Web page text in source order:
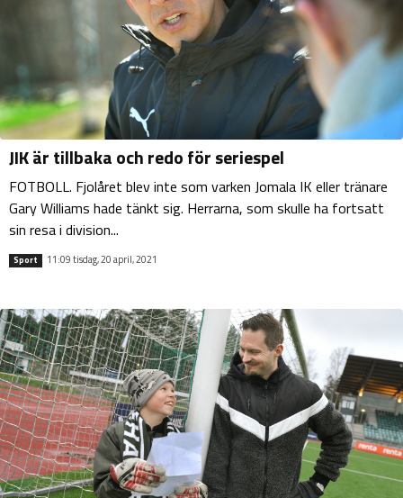
JIK är tillbaka och redo för seriespel
FOTBOLL. Fjolåret blev inte som varken Jomala IK eller tränare
Gary Williams hade tänkt sig. Herrarna, som skulle ha fortsatt
sin resa i division...
Sport 11:09 tisdag, 20 april, 2021